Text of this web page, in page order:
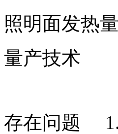
照明面
量产技
存在问题 1.